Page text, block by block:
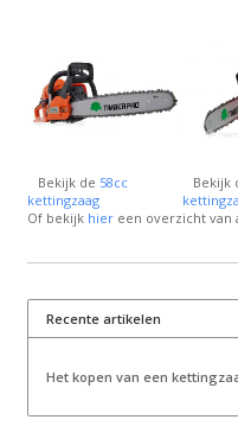
Bekijk de 58cc
kettingzaag
Bekijk
Of bekijk hier een overzicht van
Recente artikelen
Het kopen van een